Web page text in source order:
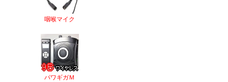
咽喉マイク
パワギガＭ